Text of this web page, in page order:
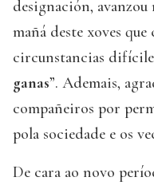
designación,
mañá deste xoves que
circunstancias
ganas”. Ademais,
compañeiros por
pola sociedade e os
De cara ao novo